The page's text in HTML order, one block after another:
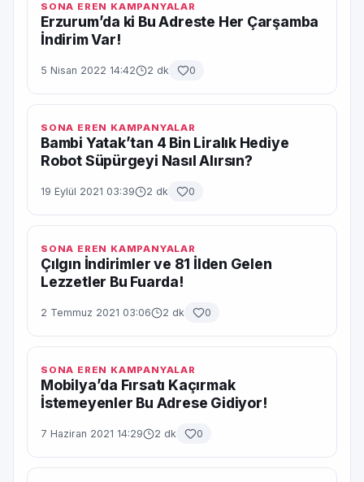
SONA EREN KAMPANYALAR
Erzurum’da ki Bu Adreste Her Çarşamba
İndirim Var!
5 Nisan 2022 14:42 2 dk 0
SONA EREN KAMPANYALAR
Bambi Yatak’tan 4 Bin Liralık Hediye
Robot Süpürgeyi Nasıl Alırsın?
19 Eylül 2021 03:39 2 dk 0
SONA EREN KAMPANYALAR
Çılgın İndirimler ve 81 İlden Gelen
Lezzetler Bu Fuarda!
2 Temmuz 2021 03:06 2 dk 0
SONA EREN KAMPANYALAR
Mobilya’da Fırsatı Kaçırmak
İstemeyenler Bu Adrese Gidiyor!
7 Haziran 2021 14:29 2 dk 0